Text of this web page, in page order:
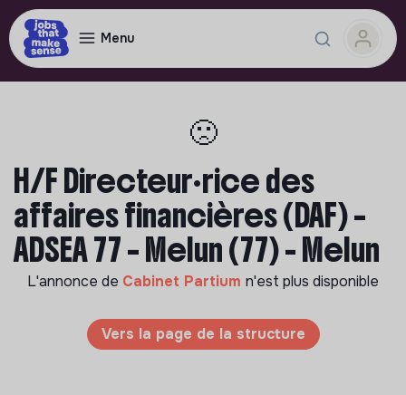
Menu
🙁
H/F Directeur·rice des
affaires financières (DAF) –
ADSEA 77 – Melun (77) - Melun
L'annonce de Cabinet Partium n'est plus disponible
Vers la page de la structure